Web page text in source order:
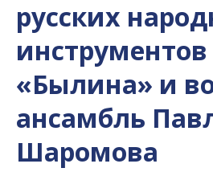
русских
инструментов
«Былина» и
ансамбль
Шаромова